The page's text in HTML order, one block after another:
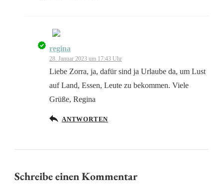
Das „Echte-Person“-Abzeichen!
Anti-Spam von CleanTalk
regina
28. Januar 2023 um 17:43 Uhr
Liebe Zorra, ja, dafür sind ja Urlaube da, um Lust
auf Land, Essen, Leute zu bekommen. Viele
Grüße, Regina
ANTWORTEN
Schreibe einen Kommentar